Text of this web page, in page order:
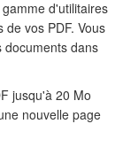
d'utilitaires
vos PDF. Vous
documents dans
jusqu'à 20 Mo
nouvelle page